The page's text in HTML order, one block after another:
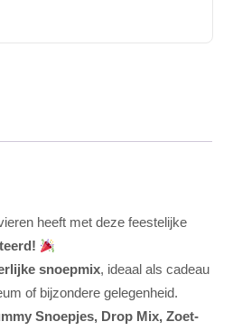
heeft met deze feestelijke
snoepmix, ideaal als cadeau
of bijzondere gelegenheid.
Snoepjes, Drop Mix, Zoet-